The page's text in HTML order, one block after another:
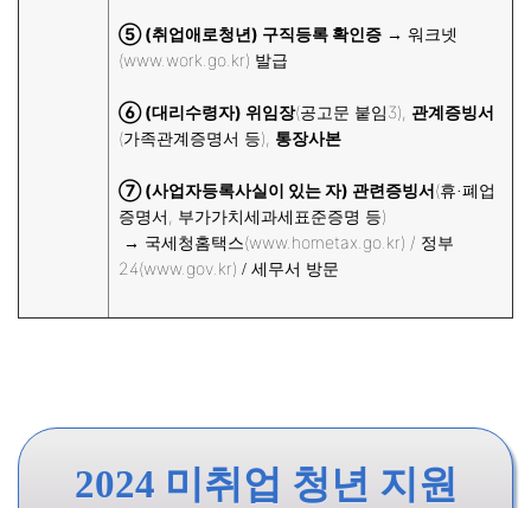
⑤ (취업애로청년) 구직등록 확인증 → 워크넷
(www.work.go.kr) 발급
⑥ (대리수령자) 위임장(공고문 붙임3), 관계증빙서
(가족관계증명서 등), 통장사본
⑦ (사업자등록사실이 있는 자) 관련증빙서(휴·폐업
증명서, 부가가치세과세표준증명 등)
→ 국세청홈택스(www.hometax.go.kr) / 정부
24(www.gov.kr) / 세무서 방문
2024 미취업 청년 지원